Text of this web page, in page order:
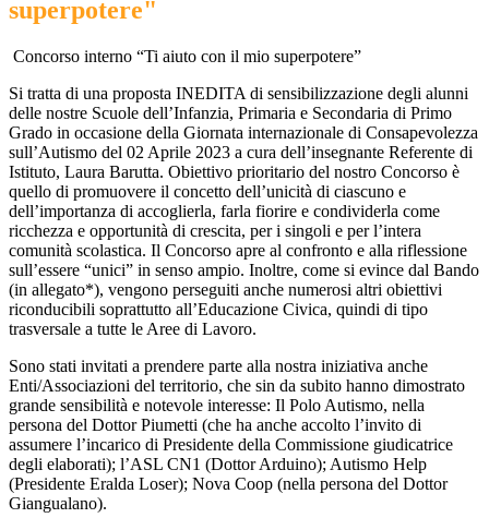
superpotere"
Concorso interno “Ti aiuto con il mio superpotere”
Si tratta di una proposta INEDITA di sensibilizzazione degli alunni
delle nostre Scuole dell’Infanzia, Primaria e Secondaria di Primo
Grado in occasione della Giornata internazionale di Consapevolezza
sull’Autismo del 02 Aprile 2023 a cura dell’insegnante Referente di
Istituto, Laura Barutta. Obiettivo prioritario del nostro Concorso è
quello di promuovere il concetto dell’unicità di ciascuno e
dell’importanza di accoglierla, farla fiorire e condividerla come
ricchezza e opportunità di crescita, per i singoli e per l’intera
comunità scolastica. Il Concorso apre al confronto e alla riflessione
sull’essere “unici” in senso ampio. Inoltre, come si evince dal Bando
(in allegato*), vengono perseguiti anche numerosi altri obiettivi
riconducibili soprattutto all’Educazione Civica, quindi di tipo
trasversale a tutte le Aree di Lavoro.
Sono stati invitati a prendere parte alla nostra iniziativa anche
Enti/Associazioni del territorio, che sin da subito hanno dimostrato
grande sensibilità e notevole interesse: Il Polo Autismo, nella
persona del Dottor Piumetti (che ha anche accolto l’invito di
assumere l’incarico di Presidente della Commissione giudicatrice
degli elaborati); l’ASL CN1 (Dottor Arduino); Autismo Help
(Presidente Eralda Loser); Nova Coop (nella persona del Dottor
Giangualano).